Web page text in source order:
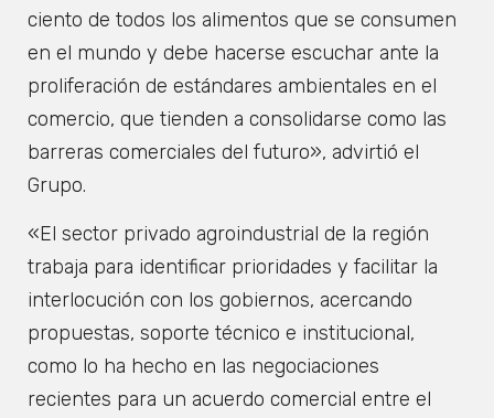
ciento de todos los alimentos que se consumen
en el mundo y debe hacerse escuchar ante la
proliferación de estándares ambientales en el
comercio, que tienden a consolidarse como las
barreras comerciales del futuro», advirtió el
Grupo.
«El sector privado agroindustrial de la región
trabaja para identificar prioridades y facilitar la
interlocución con los gobiernos, acercando
propuestas, soporte técnico e institucional,
como lo ha hecho en las negociaciones
recientes para un acuerdo comercial entre el